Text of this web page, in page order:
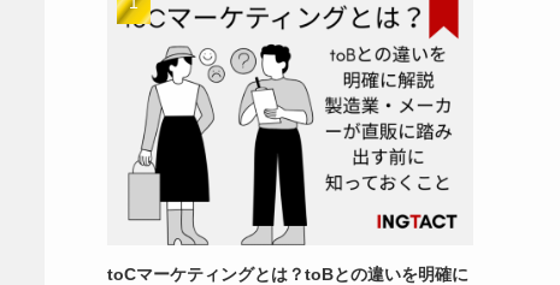
toCマーケティングとは？toBとの違いを明確に